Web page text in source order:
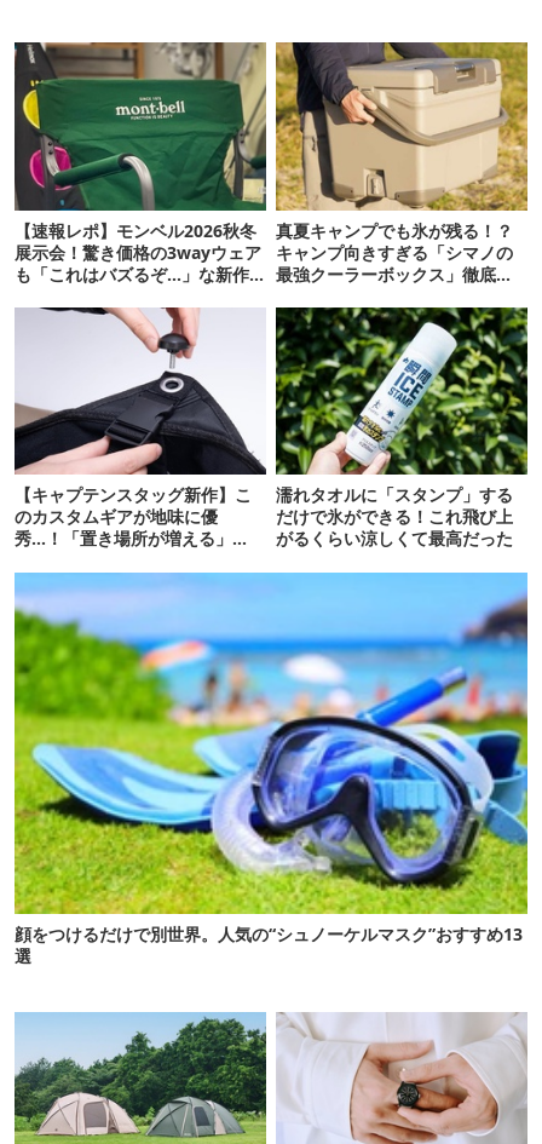
【速報レポ】モンベル2026秋冬
展示会！驚き価格の3wayウェア
も「これはバズるぞ…」な新作
真夏キャンプでも氷が残る！？
キャンプ向きすぎる「シマノの
最強クーラーボックス」徹底解
【キャプテンスタッグ新作】こ
のカスタムギアが地味に優
秀…！「置き場所が増える」
濡れタオルに「スタンプ」する
だけで氷ができる！これ飛び上
がるくらい涼しくて最高だった
顔をつけるだけで別世界。人気の“シュノーケルマスク”おすすめ13
選